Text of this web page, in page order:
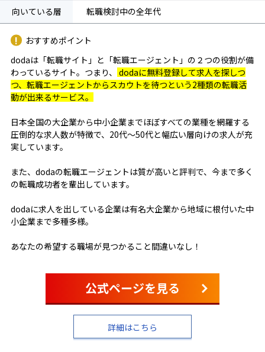
公式ページを見る
詳細はこちら
向いている層
転職検討中の全年代
おすすめポイント
dodaは「転職サイト」と「転職エージェント」の２つの役割が備
わっているサイト。つまり、
dodaに無料登録して求人を探しつ
つ、転職エージェントからスカウトを待つという2種類の転職活
動が出来るサービス。
日本全国の大企業から中小企業までほぼすべての業種を網羅する
圧倒的な求人数が特徴で、20代～50代と幅広い層向けの求人が充
実しています。
また、dodaの転職エージェントは質が高いと評判で、今まで多く
の転職成功者を輩出しています。
dodaに求人を出している企業は有名大企業から地域に根付いた中
小企業まで多種多様。
あなたの希望する職場が見つかること間違いなし！